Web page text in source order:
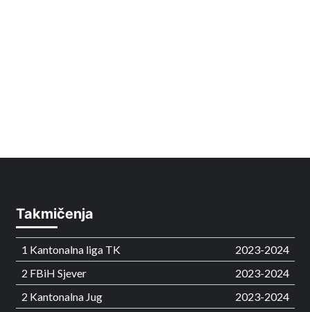
Takmičenja
1 Kantonalna liga TK
2023-2024
2 FBiH Sjever
2023-2024
2 Kantonalna Jug
2023-2024